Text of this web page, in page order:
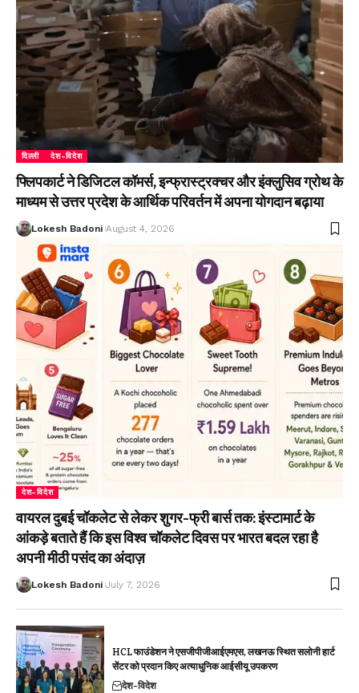
दिल्ली देश-विदेश
फ्लिपकार्ट ने डिजिटल कॉमर्स, इन्फ्रास्ट्रक्चर और इंक्लुसिव ग्रोथ के
माध्यम से उत्तर प्रदेश के आर्थिक परिवर्तन में अपना योगदान बढ़ाया
Lokesh Badoni August 4, 2026
देश-विदेश
वायरल दुबई चॉकलेट से लेकर शुगर-फ्री बार्स तक: इंस्टामार्ट के
आंकड़े बताते हैं कि इस विश्व चॉकलेट दिवस पर भारत बदल रहा है
अपनी मीठी पसंद का अंदाज़
Lokesh Badoni July 7, 2026
HCL फाउंडेशन ने एसजीपीजीआईएमएस, लखनऊ स्थित सलोनी हार्ट
सेंटर को प्रदान किए अत्याधुनिक आईसीयू उपकरण
देश-विदेश